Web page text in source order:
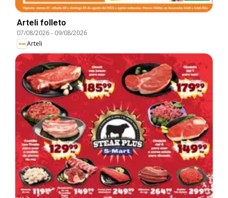
Arteli folleto
07/08/2026- 09/08/2026
Arteli